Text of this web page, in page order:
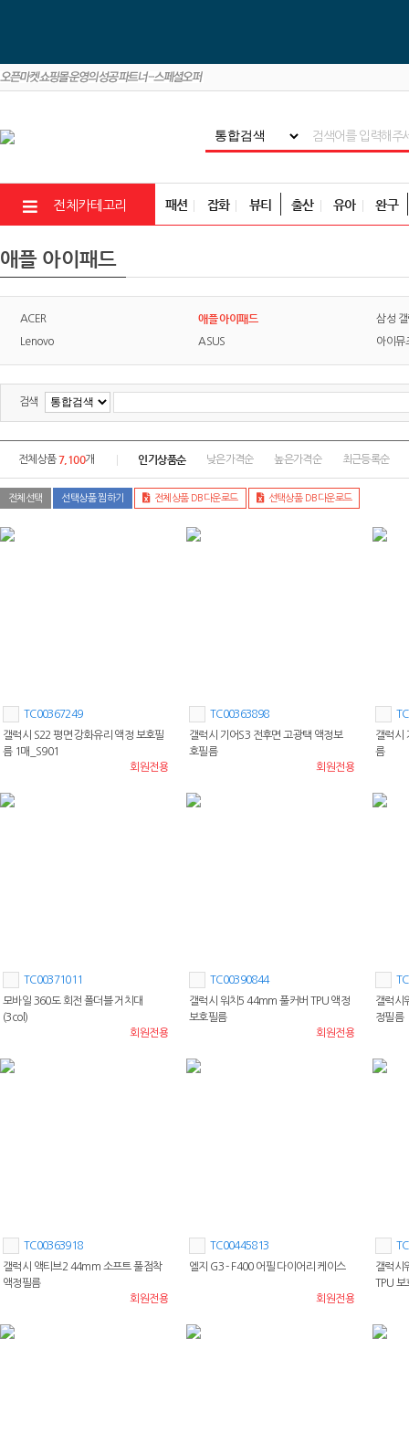
전체카테고리 패션 잡화 뷰티 출산 유아 완구
애플 아이패드
ACER 애플 아이패드 삼성
Lenovo ASUS 아이뮤
검색
전체상품7,100개 인기상품순 낮은가격순 높은가격순 최근등록순
전체선택 선택상품 찜하기 전체상품 DB다운로드 선택상품 DB다운로드
TC00367249
갤럭시 S22 평면 강화유리 액정 보호필
름 1매_S901
회원전용
TC00363898
갤럭시 기어S3 전후면 고광택 액정보
호필름
회원전용
갤럭시
름
TC00371011
모바일 360도 회전 폴더블 거치대
(3col)
회원전용
TC00390844
갤럭시 워치5 44mm 풀커버 TPU 액정
보호필름
회원전용
갤럭시
정필름
TC00363918
갤럭시 액티브2 44mm 소프트 풀점착
액정필름
회원전용
TC00445813
엘지 G3 - F400 어필 다이어리 케이스
회원전용
갤럭시
TPU 보